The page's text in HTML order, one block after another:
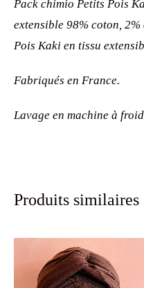
Pack chimio Petits Pois
extensible 98% coton,
Pois Kaki en tissu
Fabriqués en France.
Lavage en machine à
Produits similaires